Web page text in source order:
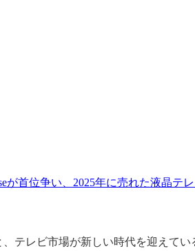
が首位争い、2025年に売れた液晶テ
テレビ市場が新しい時代を迎えて